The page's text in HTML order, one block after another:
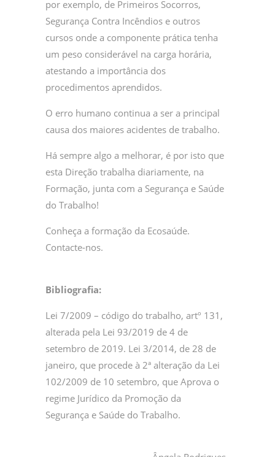
por exemplo, de Primeiros Socorros,
Segurança Contra Incêndios e outros
cursos onde a componente prática tenha
um peso considerável na carga horária,
atestando a importância dos
procedimentos aprendidos.
O erro humano continua a ser a principal
causa dos maiores acidentes de trabalho.
Há sempre algo a melhorar, é por isto que
esta Direção trabalha diariamente, na
Formação, junta com a Segurança e Saúde
do Trabalho!
Conheça a formação da Ecosaúde.
Contacte-nos.
Bibliografia:
Lei 7/2009 – código do trabalho, artº 131,
alterada pela Lei 93/2019 de 4 de
setembro de 2019. Lei 3/2014, de 28 de
janeiro, que procede à 2ª alteração da Lei
102/2009 de 10 setembro, que Aprova o
regime Jurídico da Promoção da
Segurança e Saúde do Trabalho.